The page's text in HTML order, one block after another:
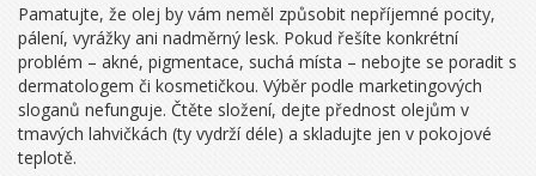
Pamatujte, že olej by vám neměl způsobit nepříjemné pocity,
pálení, vyrážky ani nadměrný lesk. Pokud řešíte konkrétní
problém – akné, pigmentace, suchá místa – nebojte se poradit s
dermatologem či kosmetičkou. Výběr podle marketingových
sloganů nefunguje. Čtěte složení, dejte přednost olejům v
tmavých lahvičkách (ty vydrží déle) a skladujte jen v pokojové
teplotě.